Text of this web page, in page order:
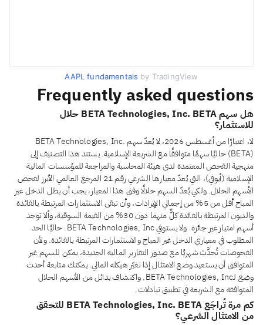
AAPL fundamentals by TradingView
Frequently asked questions
هل سهم BETA Technologies, Inc. BETA حلال
للاستثمار؟
لا، اعتبارًا من أغسطس 2026، لا يُعدّ سهم BETA Technologies, Inc.
(BETA) حاليًا سهمًا متوافقًا مع الشريعة الإسلامية. يستند هذا التصنيف إلى
منهجية الفحص المعتمدة لدى هيئة المحاسبة والمراجعة للمؤسسات المالية
الإسلامية (أيوفي)، التي يُعدّ معيارها الشرعي رقم 21 المرجع العالمي الأبرز لفحص
الأسهم الحلال. ولكي يُعدّ السهم حلالًا وفق هذا المعيار، يجب أن يظل الدخل غير
المباح أقل من 5% من إجمالي الإيرادات، وأن تبقى الاستثمارات المرتبطة بالفائدة
والديون المرتبطة بالفائدة كلٌّ منهما دون 30% من القيمة السوقية، وألا توجد
أسهم امتياز غير جائزة. ولا يستوفي BETA Technologies, Inc. حاليًا الحد
المطلوب في معياري الدخل غير المباح والاستثمارات المرتبطة بالفائدة. ولأن
الفحوصات تُحدَّث شهريًا مع صدور التقارير المالية الجديدة، يمكن للسهم غير
المتوافق أن يستعيد وضع الامتثال إذا تغيّر هيكله المالي. يمكنك متابعة أحدث
وضع لـBETA Technologies, Inc. واكتشاف بدائل من الأسهم الحلال
المتوافقة مع الشريعة في تطبيق تبادلات.
كم مرة تُراجَع BETA Technologies, Inc. BETA للتحقق
من الامتثال الشرعي؟